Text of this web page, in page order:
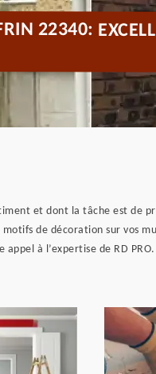
22340:
et dont la tâche est de
de décoration sur vos
à l’expertise de RD